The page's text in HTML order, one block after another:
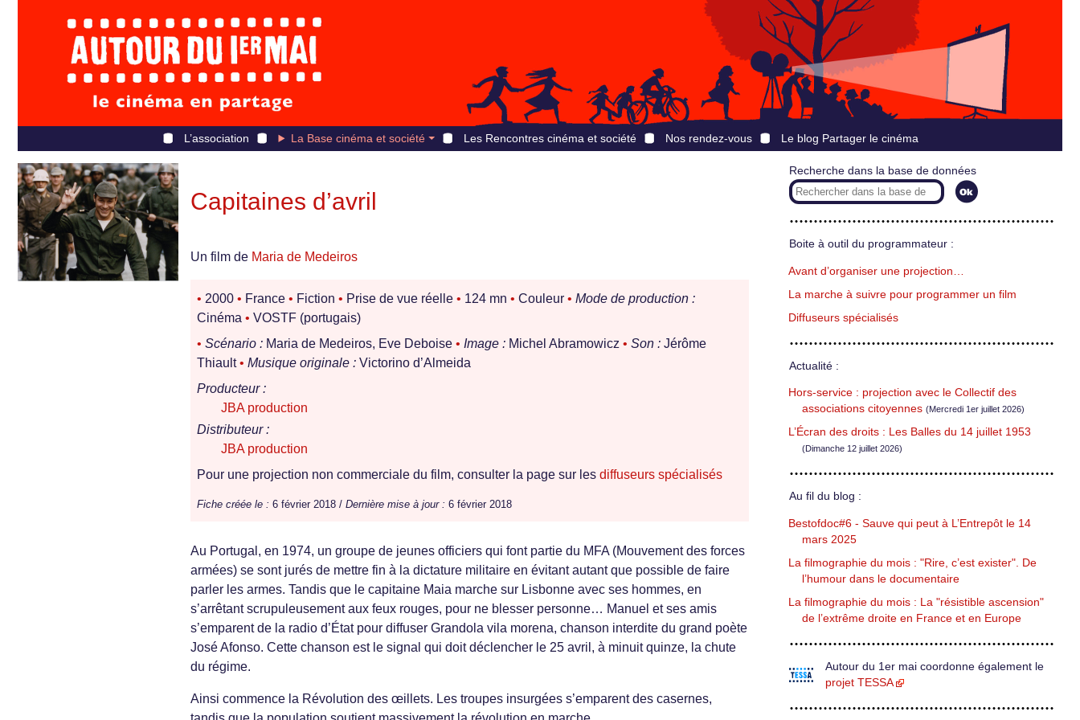
L’association La Base cinéma et société Les Rencontres cinéma et société Nos rendez-vous Le blog Partager le cinéma
Capitaines d’avril
Un film de Maria de Medeiros
• 2000 • France • Fiction • Prise de vue réelle • 124 mn • Couleur • Mode de production :
Cinéma • VOSTF (portugais)
• Scénario : Maria de Medeiros, Eve Deboise • Image : Michel Abramowicz • Son : Jérôme
Thiault• Musique originale : Victorino d’Almeida
Producteur :
JBA production
Distributeur :
JBA production
Pour une projection non commerciale du film, consulter la page sur les diffuseurs spécialisés
Fiche créée le : 6 février 2018 / Dernière mise à jour : 6 février 2018
Au Portugal, en 1974, un groupe de jeunes officiers qui font partie du MFA (Mouvement des forces
armées) se sont jurés de mettre fin à la dictature militaire en évitant autant que possible de faire
parler les armes. Tandis que le capitaine Maia marche sur Lisbonne avec ses hommes, en
s’arrêtant scrupuleusement aux feux rouges, pour ne blesser personne… Manuel et ses amis
s’emparent de la radio d’État pour diffuser Grandola vila morena, chanson interdite du grand poète
José Afonso. Cette chanson est le signal qui doit déclencher le 25 avril, à minuit quinze, la chute
du régime.
Ainsi commence la Révolution des œillets. Les troupes insurgées s’emparent des casernes,
Recherche dans la base de données
Boite à outil du programmateur :
Avant d’organiser une projection…
La marche à suivre pour programmer un film
Diffuseurs spécialisés
Actualité :
Hors-service : projection avec le Collectif des
associations citoyennes (Mercredi 1er juillet 2026)
L’Écran des droits : Les Balles du 14 juillet 1953
(Dimanche 12 juillet 2026)
Au fil du blog :
Bestofdoc#6 - Sauve qui peut à L’Entrepôt le 14
mars 2025
La filmographie du mois : "Rire, c’est exister". De
l’humour dans le documentaire
La filmographie du mois : La "résistible ascension"
de l’extrême droite en France et en Europe
Autour du 1er mai coordonne également le
projet TESSA